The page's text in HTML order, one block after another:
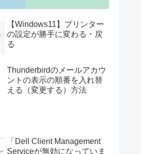
【Windows11】プリンター
の設定が勝手に変わる・戻
る
Thunderbirdのメールアカウ
ントの表示の順番を入れ替
える（変更する）方法
「Dell Client Management
Serviceが無効になっていま